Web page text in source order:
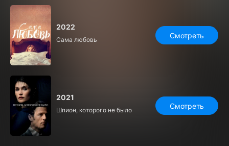
2022
Сама любовь Смотреть
2021
Шпион, которого не было Смотреть